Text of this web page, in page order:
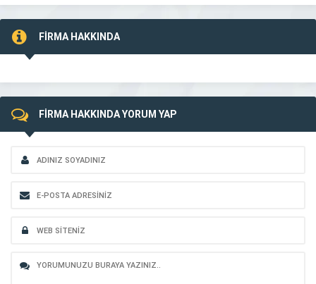
FİRMA HAKKINDA
FİRMA HAKKINDA YORUM YAP